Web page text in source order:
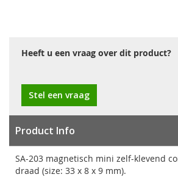
Heeft u een vraag over dit product?
Stel een vraag
Product Info
SA-203 magnetisch mini zelf-klevend
draad (size: 33 x 8 x 9 mm).